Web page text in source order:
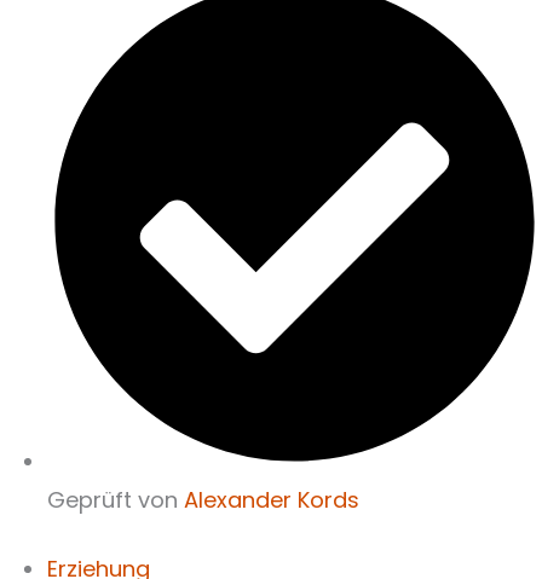
Geprüft von Alexander Kords
Erziehung